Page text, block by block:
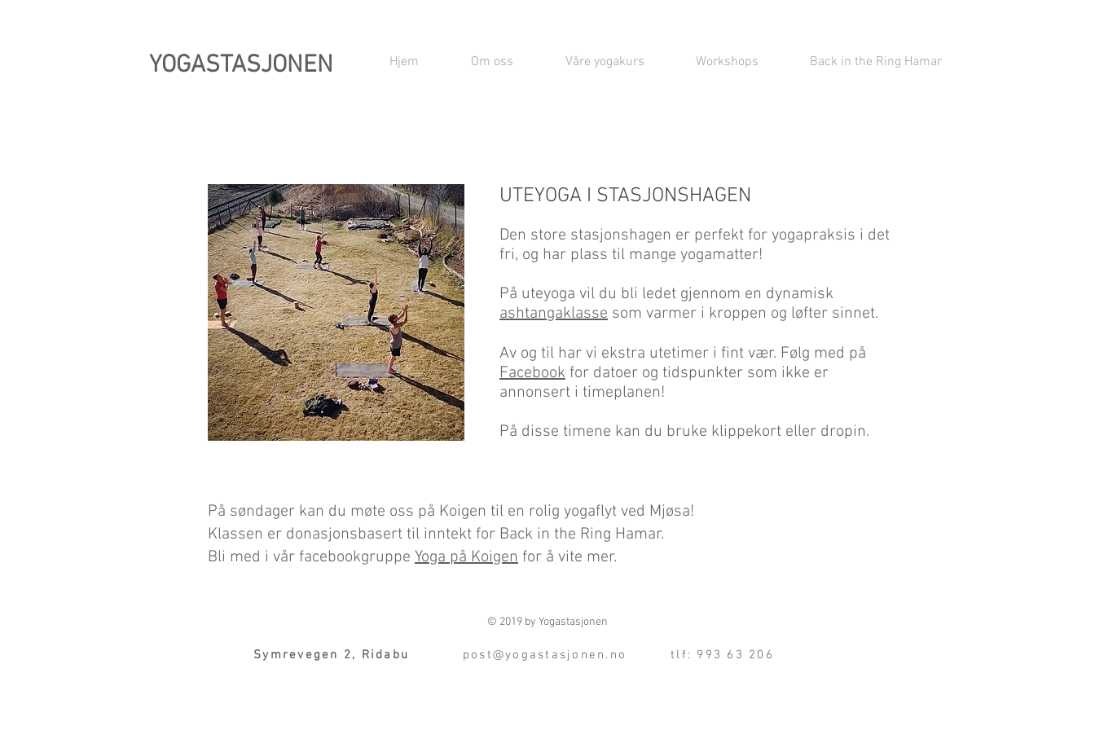
YOGASTASJONEN Hjem Om oss Våre yogakurs Workshops Back in the Ring Hamar
UTEYOGA I STASJONSHAGEN
Den store stasjonshagen er perfekt for yogapraksis i det
fri, og har plass til mange yogamatter!
På uteyoga vil du bli ledet gjennom en dynamisk
ashtangaklasse som varmer i kroppen og løfter sinnet.
Av og til har vi ekstra utetimer i fint vær. Følg med på
Facebook for datoer og tidspunkter som ikke er
annonsert i timeplanen!
På disse timene kan du bruke klippekort eller dropin.
På søndager kan du møte oss på Koigen til en rolig yogaflyt ved Mjøsa!
Klassen er donasjonsbasert til inntekt for Back in the Ring Hamar.
Bli med i vår facebookgruppe Yoga på Koigen for å vite mer.
© 2019 by Yogastasjonen
Symrevegen 2, Ridabu post@yogastasjonen.no tlf: 993 63 206